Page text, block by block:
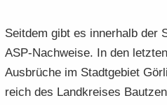
Seit­dem gibt es in­ner­halb der
ASP-​Nachweise. In den
Aus­brü­che im Stadt­ge­biet
reich des Land­krei­ses